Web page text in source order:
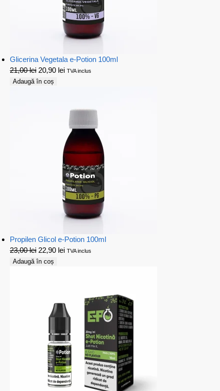
Glicerina Vegetala e-Potion 100ml
21,00lei 20,90 lei TVA inclus
Adaugă în coș
Propilen Glicol e-Potion 100ml
23,00lei 22,90 lei TVA inclus
Adaugă în coș